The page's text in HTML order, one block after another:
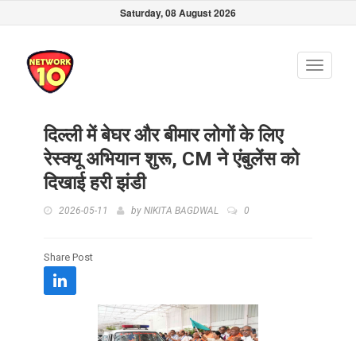
Saturday, 08 August 2026
Toggle
दिल्ली में बेघर और बीमार लोगों के लिए
रेस्क्यू अभियान शुरू, CM ने एंबुलेंस को
दिखाई हरी झंडी
2026-05-11 by NIKITA BAGDWAL 0
Share Post